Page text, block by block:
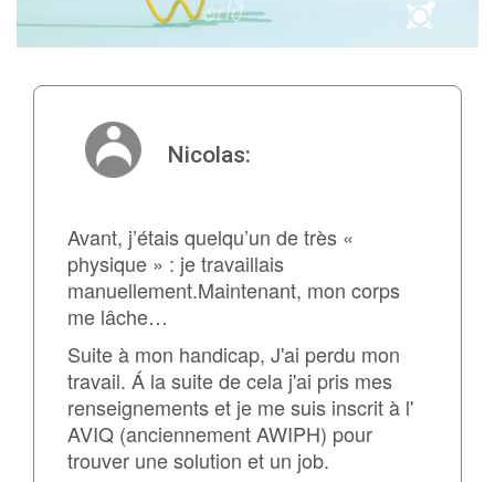
Nicolas:
Avant, j’étais quelqu’un de très «
physique » : je travaillais
manuellement.Maintenant, mon corps
me lâche…
Suite à mon handicap, J'ai perdu mon
travail. Á la suite de cela j'ai pris mes
renseignements et je me suis inscrit à l'
AVIQ (anciennement AWIPH) pour
trouver une solution et un job.